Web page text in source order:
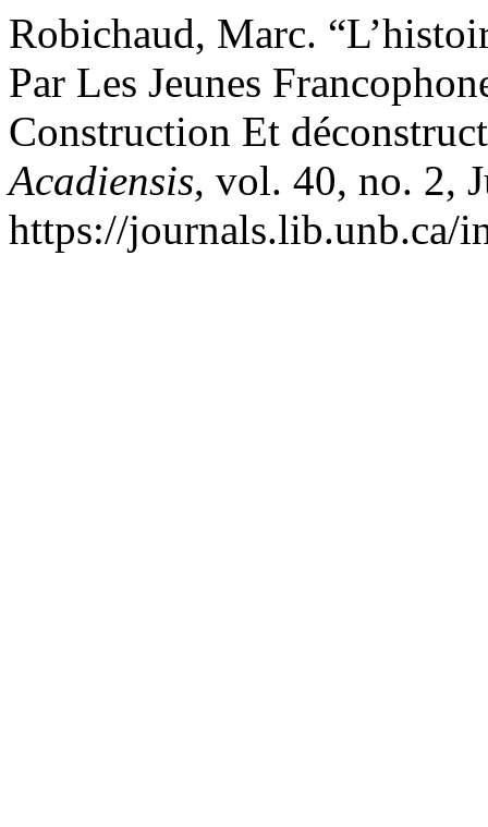
Robichaud, Marc.
Par Les Jeunes
Construction Et
Acadiensis, vol. 40, no. 2,
https://journals.lib.unb.ca/